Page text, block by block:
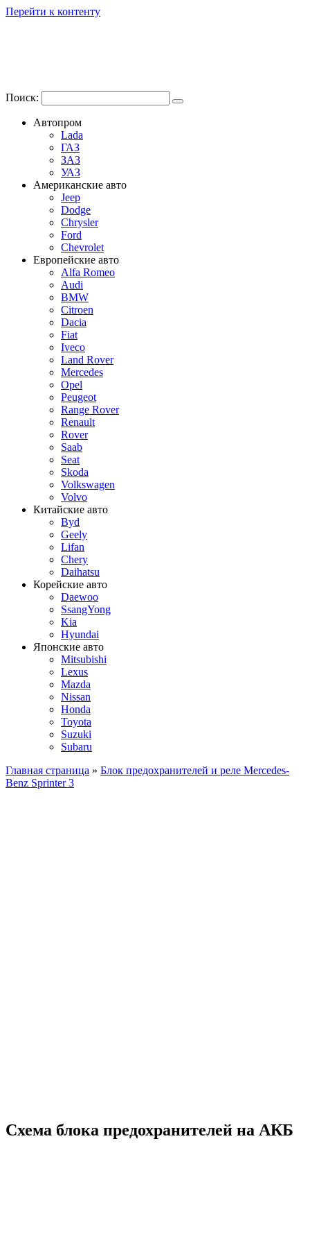
Перейти к контенту
Поиск:
Автопром
Lada
ГАЗ
ЗАЗ
УАЗ
Американские авто
Jeep
Dodge
Chrysler
Ford
Chevrolet
Европейские авто
Alfa Romeo
Audi
BMW
Citroen
Dacia
Fiat
Iveco
Land Rover
Mercedes
Opel
Peugeot
Range Rover
Renault
Rover
Saab
Seat
Skoda
Volkswagen
Volvo
Китайские авто
Byd
Geely
Lifan
Chery
Daihatsu
Корейские авто
Daewoo
SsangYong
Kia
Hyundai
Японские авто
Mitsubishi
Lexus
Mazda
Nissan
Honda
Toyota
Suzuki
Subaru
Главная страница » Блок предохранителей и реле Mercedes-
Benz Sprinter 3
Схема блока предохранителей на АКБ